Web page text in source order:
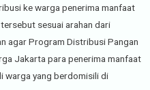
ke warga penerima manfaat
sesuai arahan dari
agar Program Distribusi Pangan
Jakarta para penerima manfaat
warga yang berdomisili di